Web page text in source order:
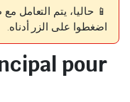
📱 حاليا، يتم التعامل
اضغطوا على الزر أدناه.
pour